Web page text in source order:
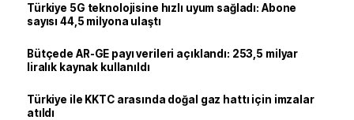
Türkiye 5G teknolojisine hızlı uyum sağladı: Abone
sayısı 44,5 milyona ulaştı
Bütçede AR-GE payı verileri açıklandı: 253,5 milyar
liralık kaynak kullanıldı
Türkiye ile KKTC arasında doğal gaz hattı için imzalar
atıldı